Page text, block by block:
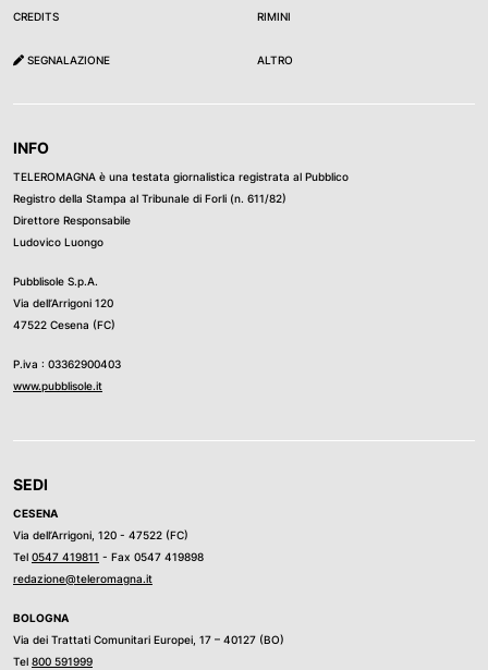
CREDITS
SEGNALAZIONE
RIMINI
ALTRO
INFO
TELEROMAGNA è una testata giornalistica registrata al Pubblico
Registro della Stampa al Tribunale di Forli (n. 611/82)
Direttore Responsabile
Ludovico Luongo
Pubblisole S.p.A.
Via dell’Arrigoni 120
47522 Cesena (FC)
P.iva : 03362900403
www.pubblisole.it
SEDI
CESENA
Via dell’Arrigoni, 120 - 47522 (FC)
Tel 0547 419811 - Fax 0547 419898
redazione@teleromagna.it
BOLOGNA
Via dei Trattati Comunitari Europei, 17 – 40127 (BO)
Tel 800 591999